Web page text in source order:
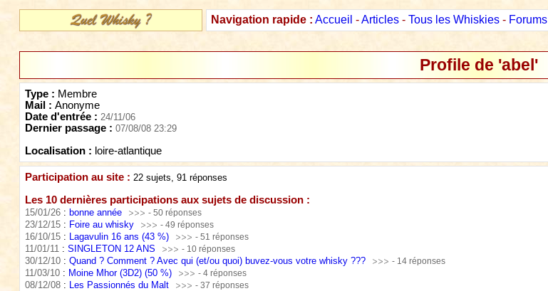
Navigation rapide : Accueil -Articles- Tous les Whiskies- Forums
Profile de 'abel'
Type : Membre
Mail : Anonyme
Date d'entrée : 24/11/06
Dernier passage : 07/08/08 23:29
Localisation : loire-atlantique
Participation au site : 22 sujets, 91 réponses
Les 10 dernières participations aux sujets de discussion :
15/01/26: bonne année - 50 réponses
23/12/15: Foire au whisky - 49 réponses
16/10/15: Lagavulin 16 ans (43 %) - 51 réponses
11/01/11: SINGLETON 12 ANS - 10 réponses
30/12/10: Quand ? Comment ? Avec qui (et/ou quoi) buvez-vous votre whisky ??? - 14 réponses
11/03/10: Moine Mhor (3D2) (50 %) - 4 réponses
08/12/08: Les Passionnés du Malt - 37 réponses